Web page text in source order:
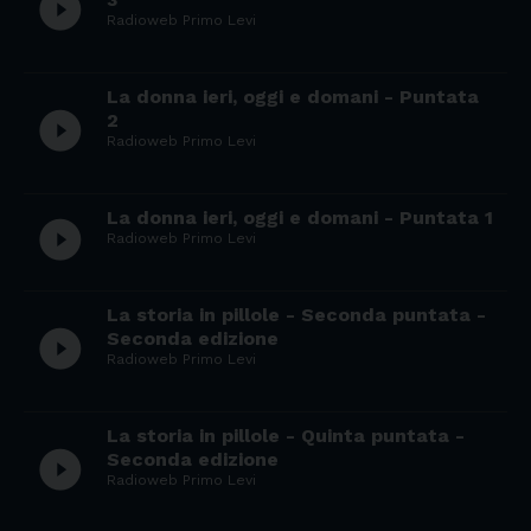
play_circle_filled Radioweb Primo Levi
play_circle_filled
La donna ieri, oggi e domani - Puntata
2
Radioweb Primo Levi
play_circle_filled La donna ieri, oggi e domani - Puntata 1
Radioweb Primo Levi
play_circle_filled
La storia in pillole - Seconda puntata -
Seconda edizione
Radioweb Primo Levi
play_circle_filled
La storia in pillole - Quinta puntata -
Seconda edizione
Radioweb Primo Levi